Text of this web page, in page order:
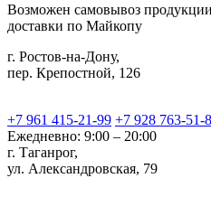
Возможен самовывоз продукции
доставки по Майкопу
г. Ростов-на-Дону,
пер. Крепостной, 126
+7 961 415-21-99 +7 928 763-51-
Ежедневно: 9:00 – 20:00
г. Таганрог,
ул. Александровская, 79